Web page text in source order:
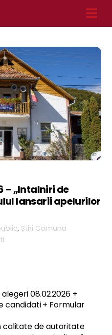
– „Intalniri de
lansarii apelurilor
, Stiri Comuna
08.02.2026 +
candidati + Formular
calitate de autoritate